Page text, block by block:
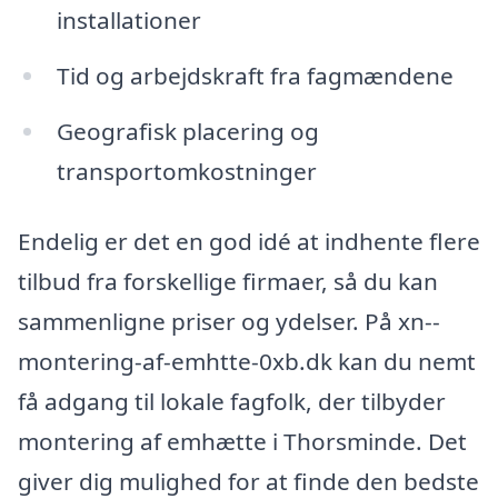
installationer
Tid og arbejdskraft fra fagmændene
Geografisk placering og
transportomkostninger
Endelig er det en god idé at indhente flere
tilbud fra forskellige firmaer, så du kan
sammenligne priser og ydelser. På xn--
montering-af-emhtte-0xb.dk kan du nemt
få adgang til lokale fagfolk, der tilbyder
montering af emhætte i Thorsminde. Det
giver dig mulighed for at finde den bedste